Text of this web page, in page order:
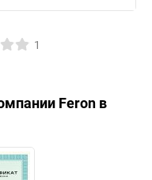
1
Feron в